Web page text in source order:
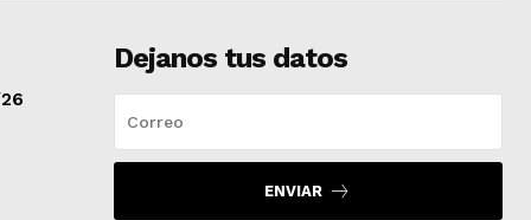
Dejanos tus datos
ENVIAR